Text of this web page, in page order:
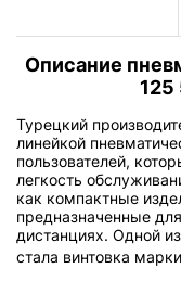
Описание
125
Турецкий
линейкой
пользователей,
легкость
как компактные
предназначенные
дистанциях. Одной
стала винтовка